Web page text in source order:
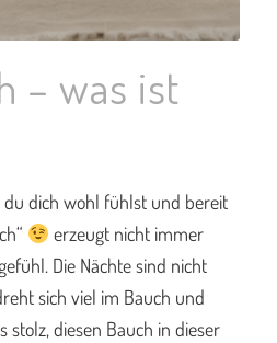
– was ist
du dich wohl fühlst und bereit
erzeugt nicht immer
Die Nächte sind nicht
sich viel im Bauch und
stolz, diesen Bauch in dieser